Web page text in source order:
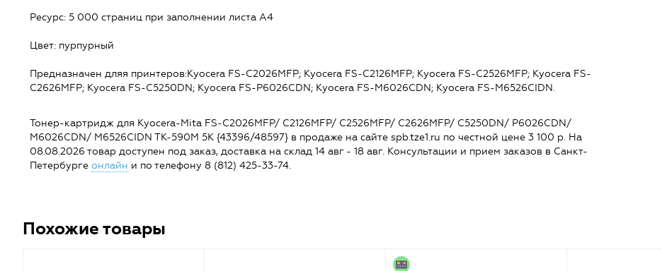
Ресурс: 5 000 страниц при заполнении листа А4
Цвет: пурпурный
Предназначен дляя принтеров:Kyocera FS-C2026MFP; Kyocera FS-C2126MFP; Kyocera FS-C2526MFP; Kyocera FS-
C2626MFP; Kyocera FS-C5250DN; Kyocera FS-P6026CDN; Kyocera FS-M6026CDN; Kyocera FS-M6526CIDN.
Тонер-картридж для Kyocera-Mita FS-C2026MFP/ C2126MFP/ C2526MFP/ C2626MFP/ C5250DN/ P6026CDN/
M6026CDN/ M6526CIDN TK-590M 5K {43396/48597} в продаже на сайте spb.tze1.ru по честной цене 3 100 р. На
08.08.2026 товар доступен под заказ, доставка на склад 14 авг - 18 авг. Консультации и прием заказов в Санкт-
Петербурге онлайн и по телефону 8 (812) 425-33-74.
Похожие товары